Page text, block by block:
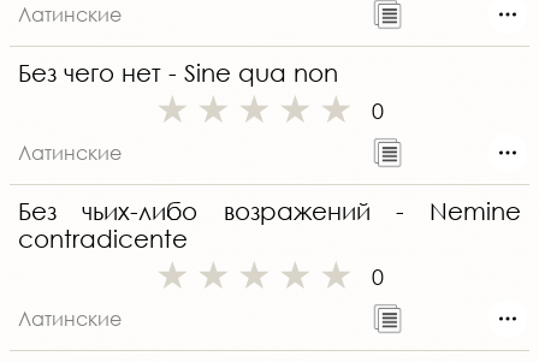
Латинские
Без чего нет - Sine qua non
0
Латинские
Без чьих-либо возражений - Nemine
contradicente
0
Латинские